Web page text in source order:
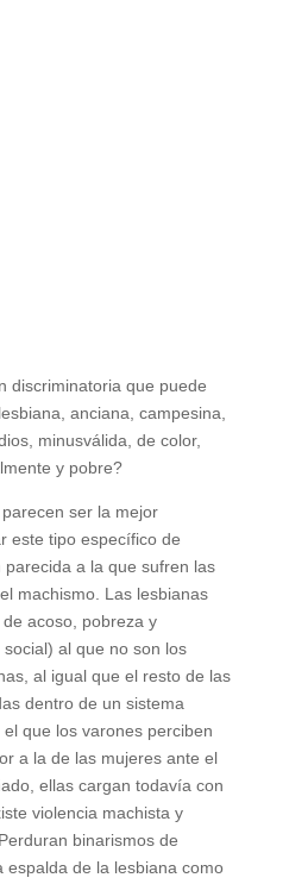
discriminatoria que puede
anciana, campesina,
minusválida, de color,
y pobre?
ser la mejor
este tipo específico de
a la que sufren las
machismo. Las lesbianas
acoso, pobreza y
al que no son los
al igual que el resto de las
dentro de un sistema
que los varones perciben
a la de las mujeres ante el
ellas cargan todavía con
violencia machista y
binarismos de
de la lesbiana como